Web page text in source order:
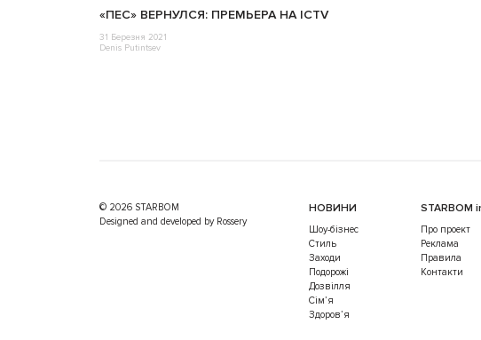
«ПЕС» ВЕРНУЛСЯ: ПРЕМЬЕРА НА ICTV
31 Березня 2021
Denis Putintsev
© 2026 STARBOM
Designed and developed by Rossery
НОВИНИ
Шоу-бізнес
Стиль
Заходи
Подорожі
Дозвілля
Cім’я
Здоров’я
STARBOM
Про проект
Реклама
Правила
Контакти